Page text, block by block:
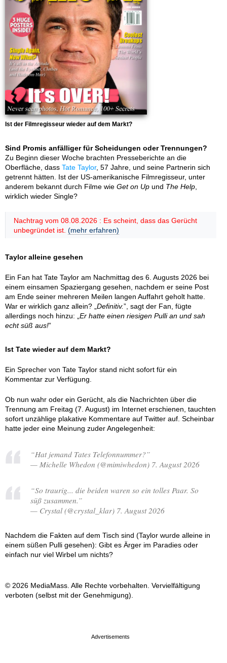
Ist der Filmregisseur wieder auf dem Markt?
Sind Promis anfälliger für Scheidungen oder Trennungen?
Zu Beginn dieser Woche brachten Presseberichte an die
Oberfläche, dass Tate Taylor, 57 Jahre, und seine Partnerin sich
getrennt hätten. Ist der US-amerikanische Filmregisseur, unter
anderem bekannt durch Filme wie Get on Up und The Help
wirklich wieder Single?
Nachtrag vom 08.08.2026 : Es scheint, dass das Gerücht
unbegründet ist. (mehr erfahren)
Taylor alleine gesehen
Ein Fan hat Tate Taylor am Nachmittag des 6. Augusts 2026 bei
einem einsamen Spaziergang gesehen, nachdem er seine Post
am Ende seiner mehreren Meilen langen Auffahrt geholt hatte.
War er wirklich ganz allein? „ Definitiv.”, sagt der Fan, fügte
allerdings noch hinzu: „ Er hatte einen riesigen Pulli an und sah
echt süß aus!”
Ist Tate wieder auf dem Markt?
Ein Sprecher von Tate Taylor stand nicht sofort für ein
Kommentar zur Verfügung.
Ob nun wahr oder ein Gerücht, als die Nachrichten über die
Trennung am Freitag (7. August) im Internet erschienen, tauchten
sofort unzählige plakative Kommentare auf Twitter auf. Scheinbar
hatte jeder eine Meinung zuder Angelegenheit:
“Hat jemand Tates Telefonnummer?”
— Michelle Whedon (@mimiwhedon) 7. August 2026
“So traurig... die beiden waren so ein tolles Paar. So
süß zusammen.”
— Crystal (@crystal_klar) 7. August 2026
Nachdem die Fakten auf dem Tisch sind (Taylor wurde alleine in
einem süßen Pulli gesehen): Gibt es Ärger im Paradies oder
einfach nur viel Wirbel um nichts?
© 2026 MediaMass. Alle Rechte vorbehalten. Vervielfältigung
verboten (selbst mit der Genehmigung).